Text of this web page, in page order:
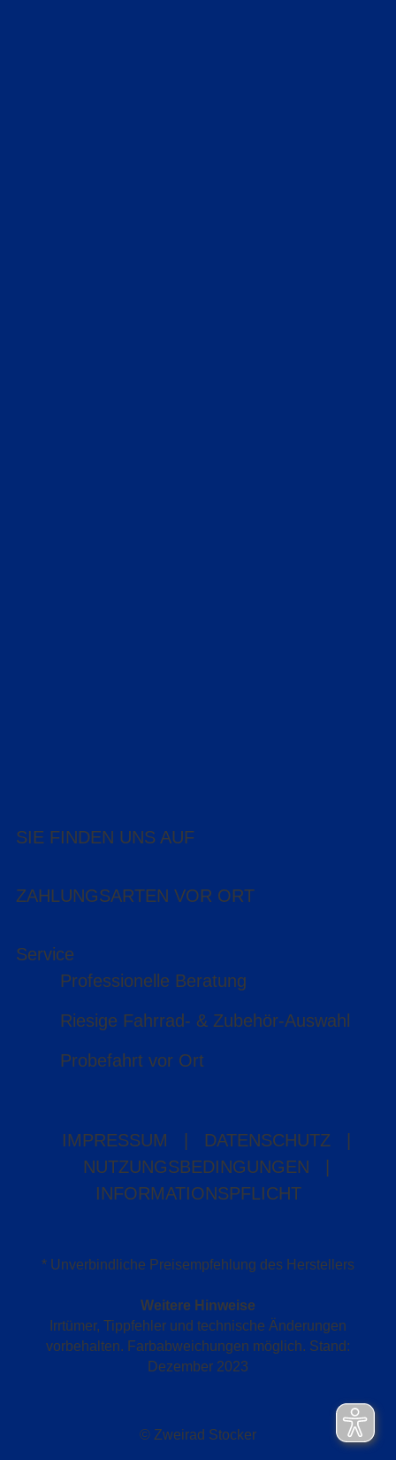
SIE FINDEN UNS AUF
ZAHLUNGSARTEN VOR ORT
Service
Professionelle Beratung
Riesige Fahrrad- & Zubehör-Auswahl
Probefahrt vor Ort
IMPRESSUM DATENSCHUTZ
NUTZUNGSBEDINGUNGEN
INFORMATIONSPFLICHT
* Unverbindliche Preisempfehlung des Herstellers
Weitere Hinweise
Irrtümer, Tippfehler und technische Änderungen
vorbehalten. Farbabweichungen möglich. Stand:
Dezember 2023
© Zweirad Stocker